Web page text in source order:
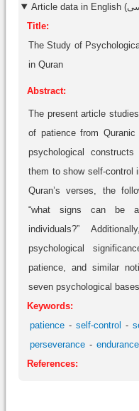
Title:
The Study of
in Quran
Abstract:
The present article
of patience from
psychological
them to show self-control
Quran’s verses, the
“what signs can be
individuals?”
psychological
patience, and similar
seven psychological
Keywords:
patience
self-control
perseverance
endurance
References: